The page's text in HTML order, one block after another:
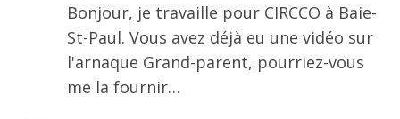
Bonjour, je travaille pour CIRCCO à Baie-
St-Paul. Vous avez déjà eu une vidéo sur
l'arnaque Grand-parent, pourriez-vous
me la fournir…